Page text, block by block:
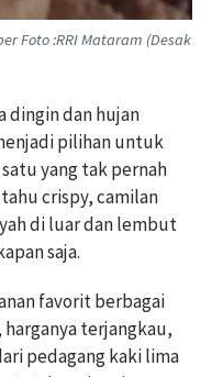
Foto :RRI Mataram (Desak
dingin dan hujan
pilihan untuk
yang tak pernah
crispy, camilan
di luar dan lembut
saja.
favorit berbagai
harganya terjangkau,
pedagang kaki lima